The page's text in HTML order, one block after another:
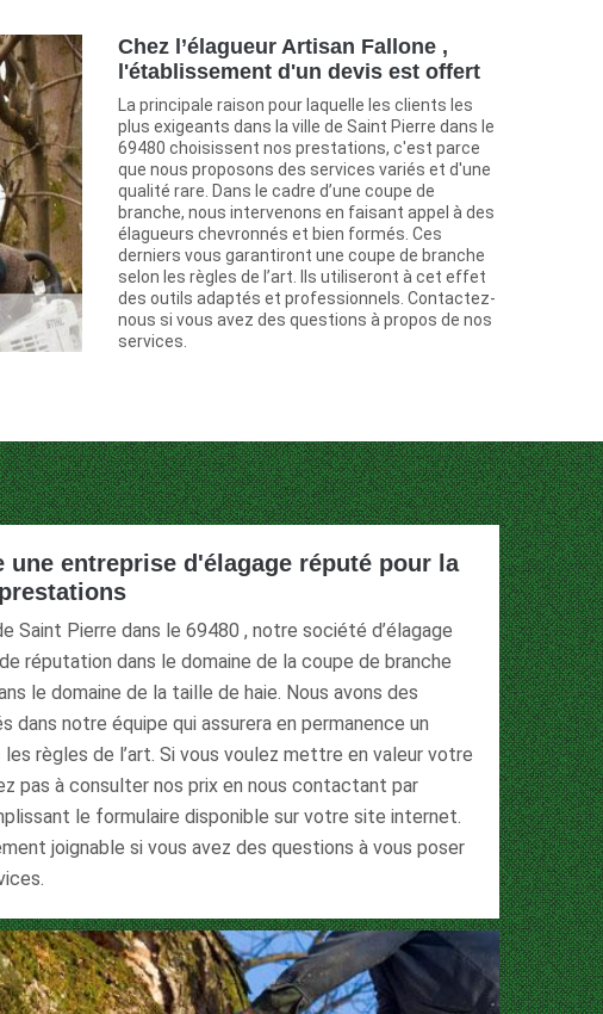
Chez l’élagueur Artisan Fallone ,
l'établissement d'un devis est offert
La principale raison pour laquelle les clients les
plus exigeants dans la ville de Saint Pierre dans le
69480 choisissent nos prestations, c'est parce
que nous proposons des services variés et d'une
qualité rare. Dans le cadre d’une coupe de
branche, nous intervenons en faisant appel à des
élagueurs chevronnés et bien formés. Ces
derniers vous garantiront une coupe de branche
selon les règles de l’art. Ils utiliseront à cet effet
des outils adaptés et professionnels. Contactez-
nous si vous avez des questions à propos de nos
services.
une entreprise d'élagage réputé pour la
Saint Pierre dans le 69480 , notre société d’élagage
réputation dans le domaine de la coupe de branche
le domaine de la taille de haie. Nous avons des
dans notre équipe qui assurera en permanence un
règles de l’art. Si vous voulez mettre en valeur votre
pas à consulter nos prix en nous contactant par
le formulaire disponible sur votre site internet.
joignable si vous avez des questions à vous poser